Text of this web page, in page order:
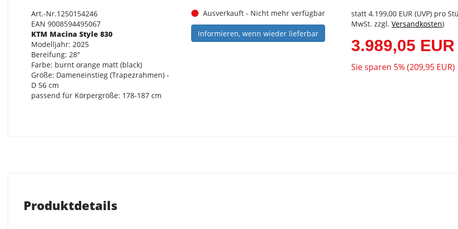
Art.-Nr.1250154246
EAN 9008594495067
KTM Macina Style 830
Modelljahr: 2025
Bereifung: 28"
Farbe: burnt orange matt (black)
Größe: Dameneinstieg (Trapezrahmen) -
D 56 cm
passend für Körpergröße: 178-187 cm
Ausverkauft - Nicht mehr verfügbar
Informieren, wenn wieder lieferbar
statt 4.199,00 EUR (UVP) pro
MwSt. zzgl. Versandkosten)
3.989,05 EUR
Sie sparen 5% (209,95 EUR)
Produktdetails